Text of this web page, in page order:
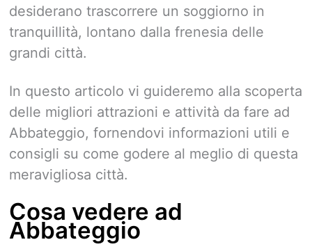
desiderano trascorrere un soggiorno in
tranquillità, lontano dalla frenesia delle
grandi città.
In questo articolo vi guideremo alla scoperta
delle migliori attrazioni e attività da fare ad
Abbateggio, fornendovi informazioni utili e
consigli su come godere al meglio di questa
meravigliosa città.
Cosa vedere ad
Abbateggio